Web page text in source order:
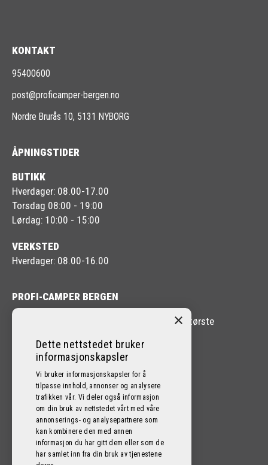
KONTAKT
95400600
post@proficamper-bergen.no
Nordre Brurås 10, 5131 NYBORG
ÅPNINGSTIDER
BUTIKK
Hverdager: 08.00-17.00
Torsdag 08:00 - 19:00
Lørdag: 10:00 - 15:00
VERKSTED
Hverdager: 08.00-16.00
PROFI-CAMPER BERGEN
Profi-Camper Bergen er en av Vestlandets største
FØLG OSS PÅ SOSIALE MEDIER!
×
Dette nettstedet bruker
informasjonskapsler
Vi bruker informasjonskapsler for å
tilpasse innhold, annonser og analysere
trafikken vår. Vi deler også informasjon
om din bruk av nettstedet vårt med våre
annonserings- og analysepartnere som
kan kombinere den med annen
informasjon du har gitt dem eller som de
har samlet inn fra din bruk av tjenestene